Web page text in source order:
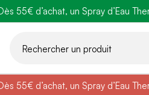
Belle
55€ d’achat, un Spray d’Eau
Belle
55€ d’achat, un Spray d’Eau